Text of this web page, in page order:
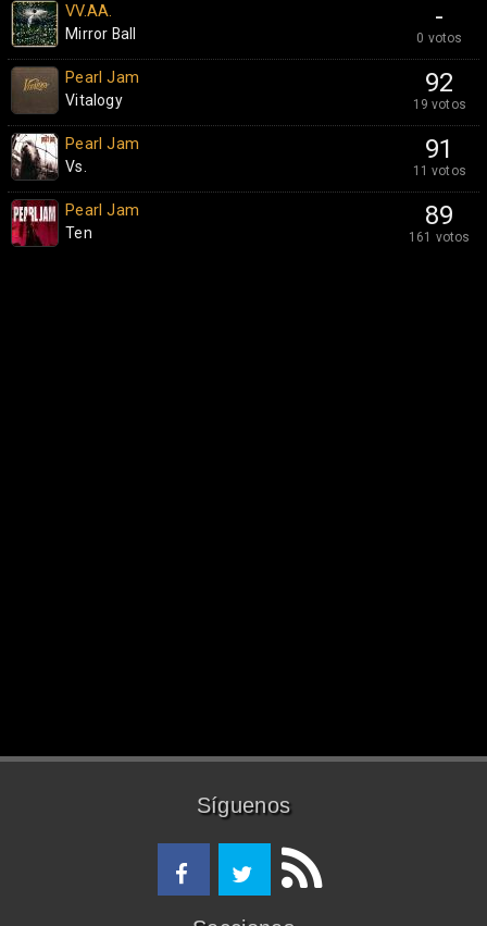
-
0 votos
VV.AA.
Mirror Ball
92
19 votos
Pearl Jam
Vitalogy
91
11 votos
Pearl Jam
Vs.
89
161 votos
Pearl Jam
Ten
Síguenos